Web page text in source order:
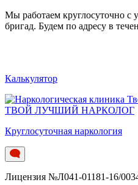
Мы работаем круглосуточно c
бригад. Будем по адресу в
Калькулятор
ТВОЙ ЛУЧШИЙ НАРКОЛОГ
Круглосуточная наркология
Лицензия №Л041-01181-16/